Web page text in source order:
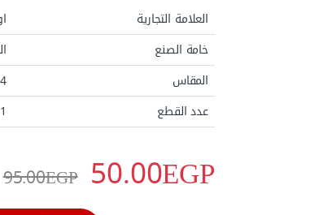
العلامة التجارية
خامة الصنع
المقاس
4 بوصه
عدد القطع
1
50.00EGP
95.00EGP